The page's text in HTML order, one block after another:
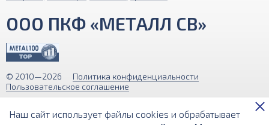
ООО ПКФ «МЕТАЛЛ СВ»
© 2010—2026
Политика конфиденциальности
Пользовательское соглашение
на этом интернет-сайте носит исключительно информационный
характер и ни при каких условиях не является публичной офертой,
Наш сайт использует файлы cookies и обрабатывает